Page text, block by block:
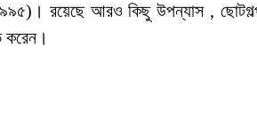
রয়েছে আরও কিছু উপন্যাস ,
করেন।